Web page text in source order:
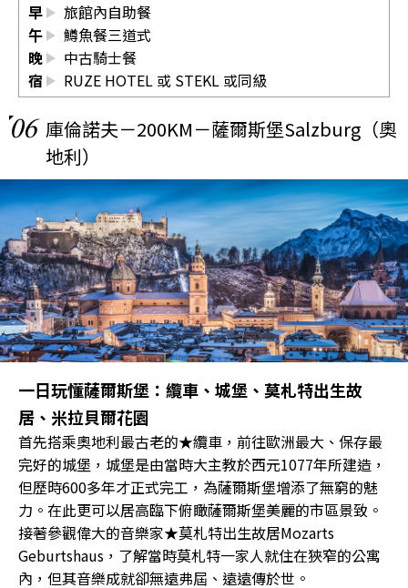
早
旅館內自助餐
午
鱒魚餐三道式
晚
中古騎士餐
宿
RUZE HOTEL 或 STEKL 或同級
06 庫倫諾夫－200KM－薩爾斯堡Salzburg（奧
地利）
一日玩懂薩爾斯堡：纜車、城堡、莫札特出生故
居、米拉貝爾花園
首先搭乘奧地利最古老的★纜車，前往歐洲最大、保存最
完好的城堡，城堡是由當時大主教於西元1077年所建造，
但歷時600多年才正式完工，為薩爾斯堡增添了無窮的魅
力。在此更可以居高臨下俯瞰薩爾斯堡美麗的市區景致。
接著參觀偉大的音樂家★莫札特出生故居Mozarts
Geburtshaus，了解當時莫札特一家人就住在狹窄的公寓
內，但其音樂成就卻無遠弗屆、遠遠傳於世。